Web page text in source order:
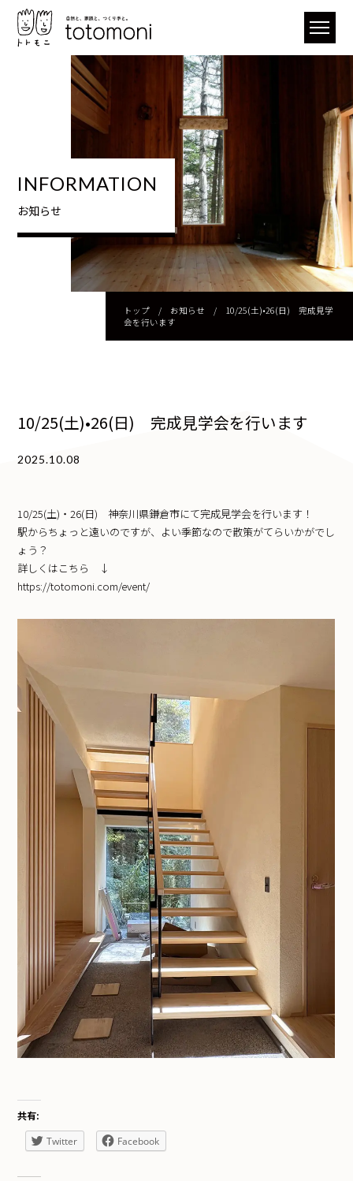
INFORMATION
お知らせ
トップ/ お知らせ / 10/25(土)•26(日) 完成見学
会を行います
10/25(土)•26(日) 完成見学会を行います
2025.10.08
10/25(土)・26(日) 神奈川県鎌倉市にて完成見学会を行います！
駅からちょっと遠いのですが、よい季節なので散策がてらいかがでし
ょう？
詳しくはこちら ↓
https://totomoni.com/event/
共有:
Twitter
Facebook